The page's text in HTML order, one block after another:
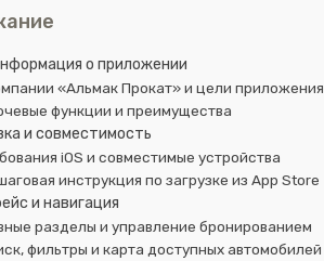
о приложении
«Альмак Прокат» и цели приложения
функции и преимущества
и совместимость
iOS и совместимые устройства
инструкция по загрузке из App Store
и навигация
разделы и управление бронированием
фильтры и карта доступных автомобилей